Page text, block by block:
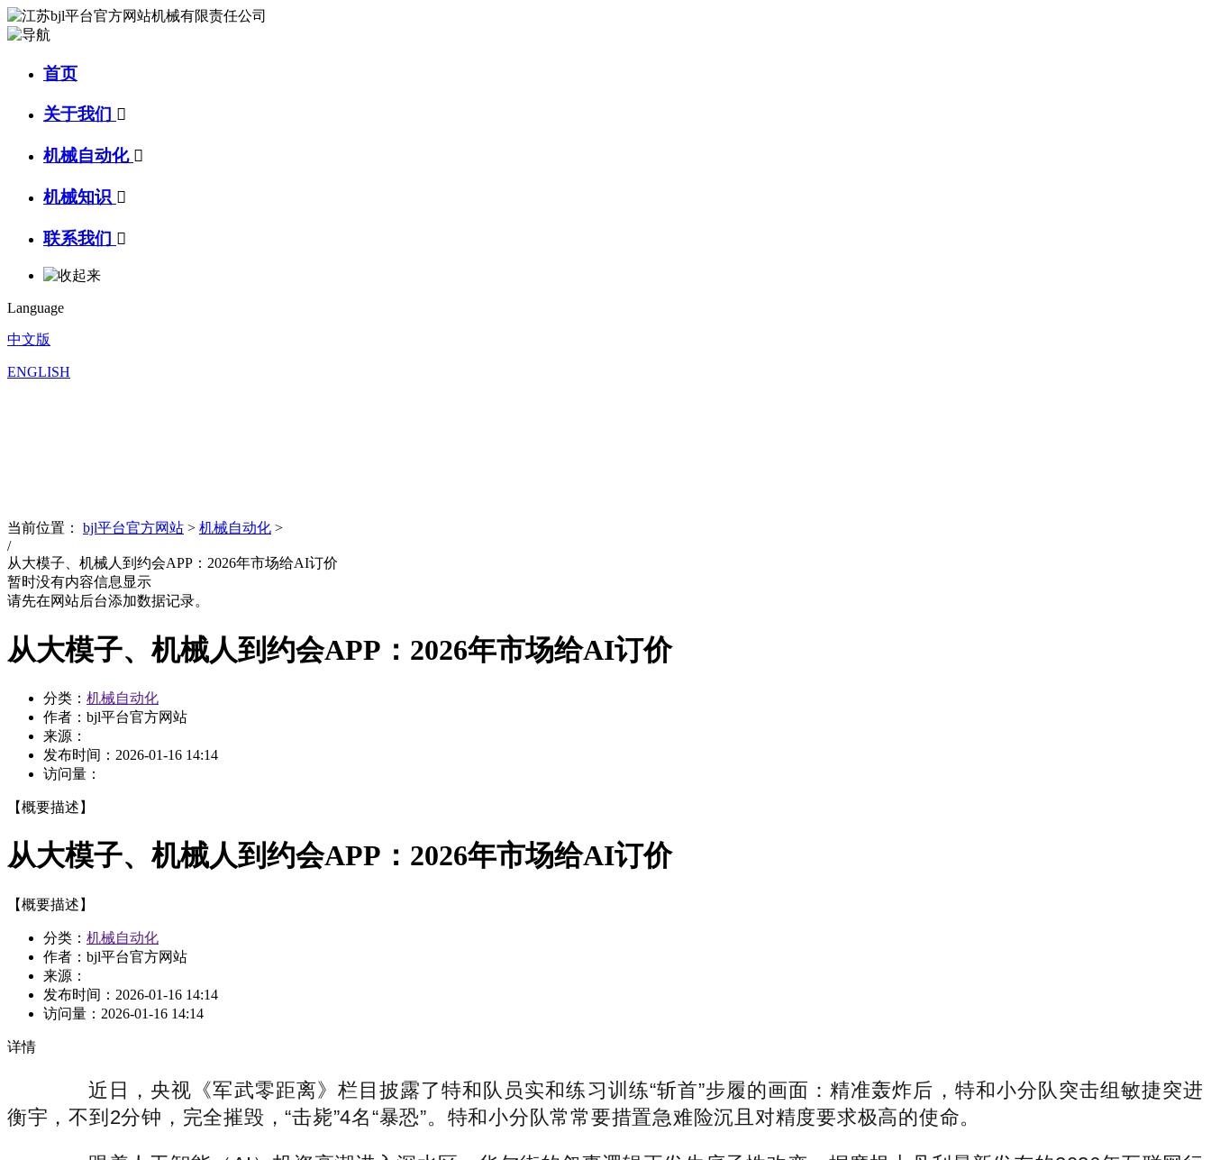
首页
关于我们 
机械自动化 
机械知识 
联系我们 
Language
中文版
ENGLISH
当前位置： bjl平台官方网站 > 机械自动化 >
/
从大模子、机械人到约会APP：2026年市场给AI订价
暂时没有内容信息显示
请先在网站后台添加数据记录。
从大模子、机械人到约会APP：2026年市场给AI订价
分类： 机械自动化
作者：bjl平台官方网站
来源：
发布时间： 2026-01-16 14:14
访问量：
【概要描述】
从大模子、机械人到约会APP：2026年市场给AI订价
【概要描述】
分类： 机械自动化
作者：bjl平台官方网站
来源：
发布时间： 2026-01-16 14:14
访问量： 2026-01-16 14:14
详情
近日，央视《军武零距离》栏目披露了特和队员实和练习训练“斩首”步履的画面：精准轰炸后，特和小分队突击组敏捷突进
衡宇，不到2分钟，完全摧毁，“击毙”4名“暴恐”。特和小分队常常要措置急难险沉且对精度要求极高的使命。